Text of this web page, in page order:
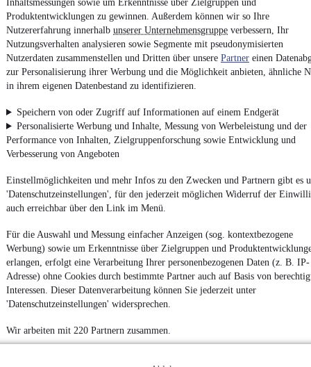
Inhaltsmessungen sowie um Erkenntnisse über Zielgruppen und
Produktentwicklungen zu gewinnen. Außerdem können wir so Ihre
Nutzererfahrung innerhalb unserer Unternehmensgruppe verbessern, Ihr
Nutzungsverhalten analysieren sowie Segmente mit pseudonymisierten
Nutzerdaten zusammenstellen und Dritten über unsere Partner einen
zur Personalisierung ihrer Werbung und die Möglichkeit anbieten, ähnliche
in ihrem eigenen Datenbestand zu identifizieren.
Speichern von oder Zugriff auf Informationen auf einem Endgerät
Personalisierte Werbung und Inhalte, Messung von Werbeleistung und der
Performance von Inhalten, Zielgruppenforschung sowie Entwicklung und
Verbesserung von Angeboten
Einstellmöglichkeiten und mehr Infos zu den Zwecken und Partnern gibt es
'Datenschutzeinstellungen', für den jederzeit möglichen Widerruf der
auch erreichbar über den Link im Menü.
Für die Auswahl und Messung einfacher Anzeigen (sog. kontextbezogene
Werbung) sowie um Erkenntnisse über Zielgruppen und
erlangen, erfolgt eine Verarbeitung Ihrer personenbezogenen Daten (z. B. IP-
Adresse) ohne Cookies durch bestimmte Partner auch auf Basis von
Interessen. Dieser Datenverarbeitung können Sie jederzeit unter
'Datenschutzeinstellungen' widersprechen.
Wir arbeiten mit 220 Partnern zusammen.
4.6 Sterne
Nutze mobile.de schnell und einfach
App installieren
AGB
Vertrag widerrufen
Datenschutzeinstellungen
Erklärung zur Barrierefreiheit
Powered by
VonAuto verkaufenüberE-Bikes